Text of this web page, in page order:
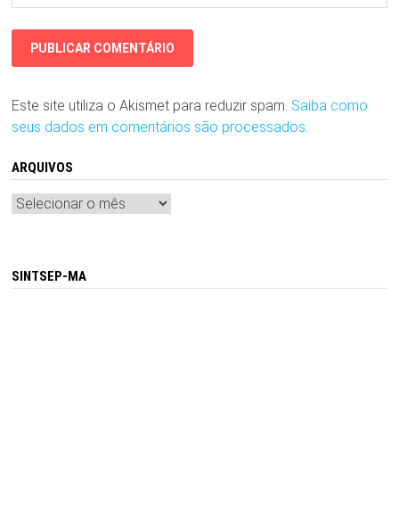
Este site utiliza o Akismet para reduzir spam. Saiba como
seus dados em comentários são processados
ARQUIVOS
Arquivos
SINTSEP-MA